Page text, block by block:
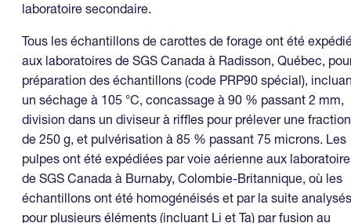
laboratoire secondaire.
Tous les échantillons de carottes de forage ont été
aux laboratoires de SGS Canada à Radisson, Québec,
préparation des échantillons (code PRP90 spécial),
un séchage à 105 °C, concassage à 90 % passant 2 mm,
division dans un diviseur à riffles pour prélever une fraction
de 250 g, et pulvérisation à 85 % passant 75 microns. Les
pulpes ont été expédiées par voie aérienne aux
de SGS Canada à Burnaby, Colombie-Britannique, où les
échantillons ont été homogénéisés et par la suite analysés
pour plusieurs éléments (incluant Li et Ta) par fusion au